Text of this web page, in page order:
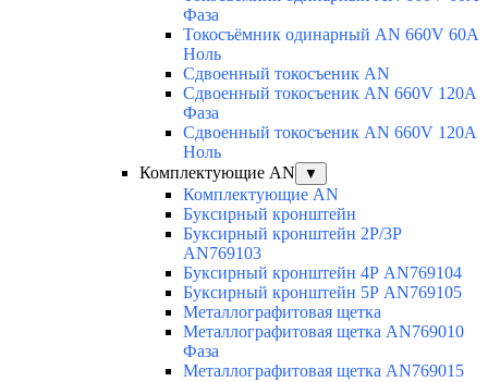
Фаза
Токосъёмник одинарный AN 660V 60A
Ноль
Сдвоенный токосъеник AN
Сдвоенный токосъеник AN 660V 120A
Фаза
Сдвоенный токосъеник AN 660V 120A
Ноль
Комплектующие AN
▼
Комплектующие AN
Буксирный кронштейн
Буксирный кронштейн 2Р/3Р
AN769103
Буксирный кронштейн 4Р AN769104
Буксирный кронштейн 5Р AN769105
Металлографитовая щетка
Металлографитовая щетка AN769010
Фаза
Металлографитовая щетка AN769015